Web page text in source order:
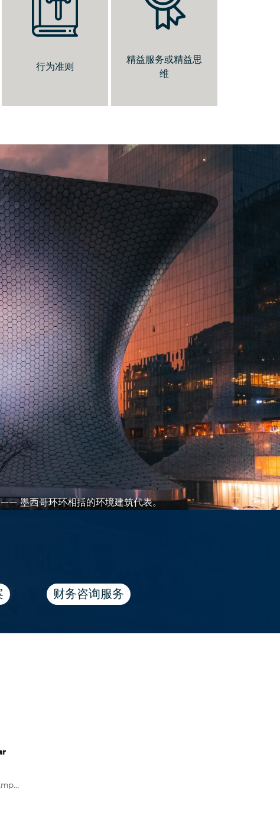
行为准则
行为准则
精益服务或精益思
维
这些软体服务与工具可减少申请流程
时间，借以提升对客户的服务水平。
墨西哥环环相括的环境建筑代表。
财务咨询服务